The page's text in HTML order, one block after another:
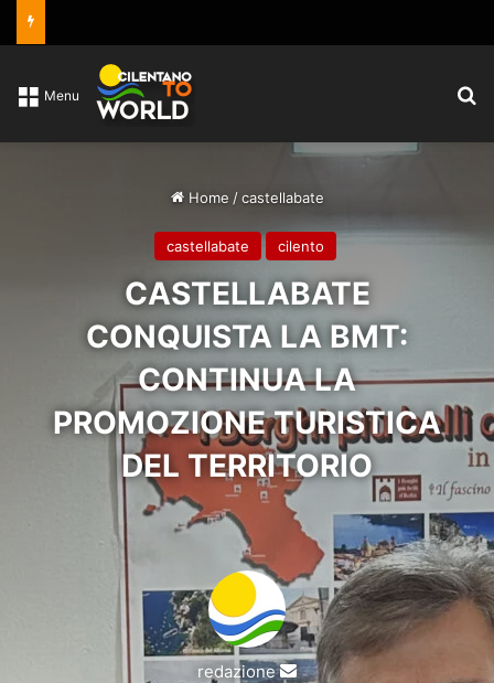
Menu
Home / castellabate
castellabate cilento
CASTELLABATE
CONQUISTA LA BMT:
CONTINUA LA
PROMOZIONE TURISTICA
DEL TERRITORIO
redazione
Invia